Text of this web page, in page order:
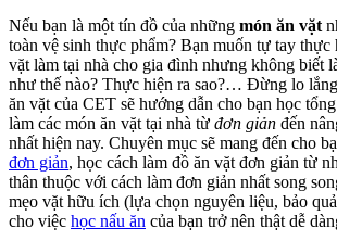
Nếu bạn là một tín đồ của những món ăn vặt
toàn vệ sinh thực phẩm? Bạn muốn tự tay thực
vặt làm tại nhà cho gia đình nhưng không biết
như thế nào? Thực hiện ra sao?… Đừng lo
ăn vặt của CET sẽ hướng dẫn cho bạn học
làm các món ăn vặt tại nhà từ đơn giản đến
nhất hiện nay. Chuyên mục sẽ mang đến cho
đơn giản, học cách làm đồ ăn vặt đơn giản từ
thân thuộc với cách làm đơn giản nhất song
mẹo vặt hữu ích (lựa chọn nguyên liệu, bảo
cho việc học nấu ăn của bạn trở nên thật dễ